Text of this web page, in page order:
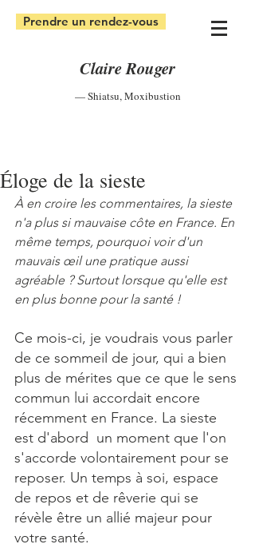
Prendre un rendez-vous
Claire Rouger
— Shiatsu,Moxibustion
Éloge de la sieste
À en croire les commentaires, la sieste
n'a plus si mauvaise côte en France. En
même temps, pourquoi voir d'un
mauvais œil une pratique aussi
agréable ? Surtout lorsque qu'elle est
en plus bonne pour la santé !
Ce mois-ci, je voudrais vous parler
de ce sommeil de jour, qui a bien
plus de mérites que ce que le sens
commun lui accordait encore
récemment en France. La sieste
est d'abord  un moment que l'on
s'accorde volontairement pour se
reposer. Un temps à soi, espace
de repos et de rêverie qui se
révèle être un allié majeur pour
votre santé.